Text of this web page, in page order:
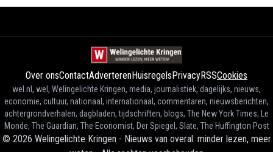
Over onsContactAdverterenHuisregelsPrivacyRSSCookies
wel.nl, wel, Welingelichte Kringen, media, journalistiek, dagelijks, nieuws,
economie, cultuur, nationaal, internationaal, commentaren, nieuwsberichten,
achtergrondverhalen, dagbladen, tijdschriften, blogs, The New York Times, Le
Monde, The Guardian, The Economist, Der Spiegel, Slate, The Huffington Post
© 2026 Welingelichte Kringen - Nieuws van overal: minder lezen, meer